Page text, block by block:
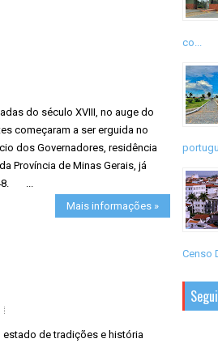
do século XVIII, no auge do
começaram a ser erguida no
dos Governadores, residência
Província de Minas Gerais, já
...
Mais informações »
estado de tradições e história
co...
Censo